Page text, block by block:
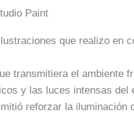
Paint
que realizo en
transmitiera el
y las luces intensas del
reforzar la